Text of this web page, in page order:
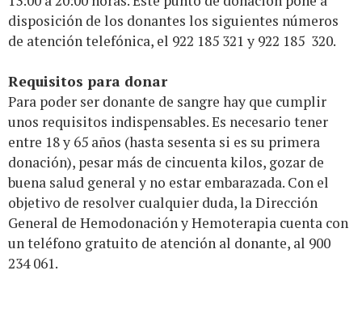
disposición de los donantes los siguientes números
de atención telefónica, el 922 185 321 y 922 185 320.
Requisitos para donar
Para poder ser donante de sangre hay que cumplir
unos requisitos indispensables. Es necesario tener
entre 18 y 65 años (hasta sesenta si es su primera
donación), pesar más de cincuenta kilos, gozar de
buena salud general y no estar embarazada. Con el
objetivo de resolver cualquier duda, la Dirección
General de Hemodonación y Hemoterapia cuenta con
un teléfono gratuito de atención al donante, al 900
234 061.